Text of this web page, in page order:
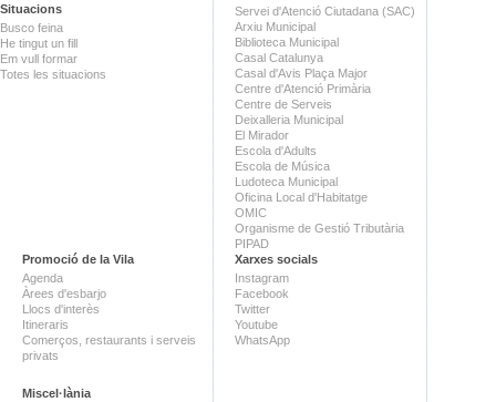
Situacions
Busco feina
He tingut un fill
Em vull formar
Totes les situacions
Servei d'Atenció Ciutadana (SAC)
Arxiu Municipal
Biblioteca Municipal
Casal Catalunya
Casal d'Avis Plaça Major
Centre d'Atenció Primària
Centre de Serveis
Deixalleria Municipal
El Mirador
Escola d'Adults
Escola de Música
Ludoteca Municipal
Oficina Local d'Habitatge
OMIC
Organisme de Gestió Tributària
PIPAD
Promoció de la Vila
Agenda
Àrees d'esbarjo
Llocs d'interès
Itineraris
Comerços, restaurants i serveis
privats
Miscel·lània
Xarxes socials
Instagram
Facebook
Twitter
Youtube
WhatsApp